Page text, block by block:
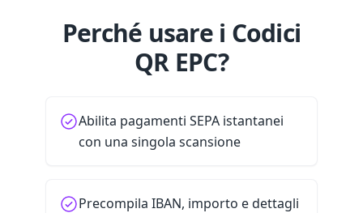
Perché usare i Codici
QR EPC?
Abilita pagamenti SEPA istantanei
con una singola scansione
Precompila IBAN, importo e dettagli